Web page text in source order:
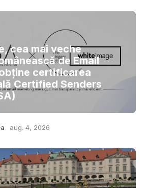
cea mai veche
de Email
certificarea
Certified Senders
aug. 4, 2026